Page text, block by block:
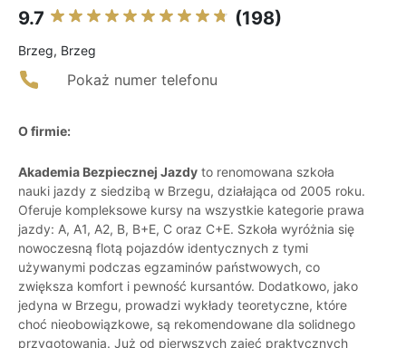
9.7 (198)
Brzeg, Brzeg
Pokaż numer telefonu
O firmie:
Akademia Bezpiecznej Jazdy to renomowana szkoła
nauki jazdy z siedzibą w Brzegu, działająca od 2005 roku.
Oferuje kompleksowe kursy na wszystkie kategorie prawa
jazdy: A, A1, A2, B, B+E, C oraz C+E. Szkoła wyróżnia się
nowoczesną flotą pojazdów identycznych z tymi
używanymi podczas egzaminów państwowych, co
zwiększa komfort i pewność kursantów. Dodatkowo, jako
jedyna w Brzegu, prowadzi wykłady teoretyczne, które
choć nieobowiązkowe, są rekomendowane dla solidnego
przygotowania. Już od pierwszych zajęć praktycznych